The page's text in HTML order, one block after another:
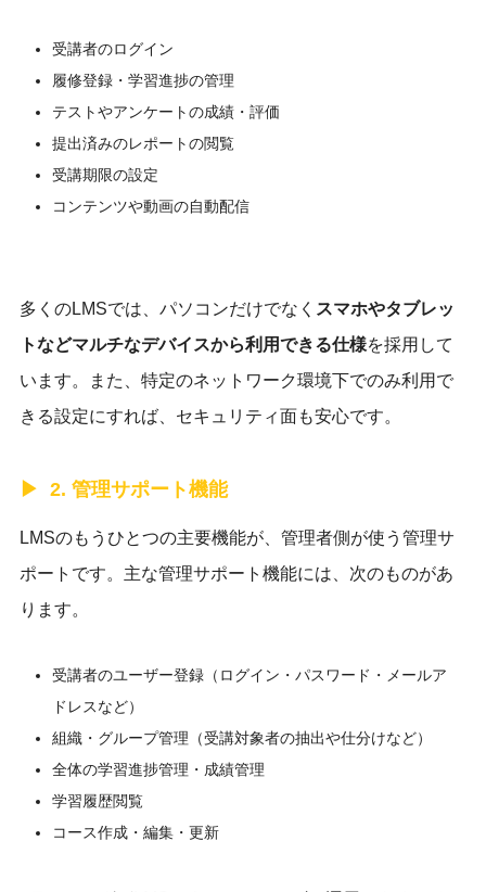
受講者のログイン
履修登録・学習進捗の管理
テストやアンケートの成績・評価
提出済みのレポートの閲覧
受講期限の設定
コンテンツや動画の自動配信
多くのLMSでは、パソコンだけでなく スマホやタブレッ
トなどマルチなデバイスから利用できる仕様を採用して
います。また、特定のネットワーク環境下でのみ利用で
きる設定にすれば、セキュリティ面も安心です。
2. 管理サポート機能
LMSのもうひとつの主要機能が、管理者側が使う管理サ
ポートです。主な管理サポート機能には、次のものがあ
ります。
受講者のユーザー登録（ログイン・パスワード・メールア
ドレスなど）
組織・グループ管理（受講対象者の抽出や仕分けなど）
全体の学習進捗管理・成績管理
学習履歴閲覧
コース作成・編集・更新